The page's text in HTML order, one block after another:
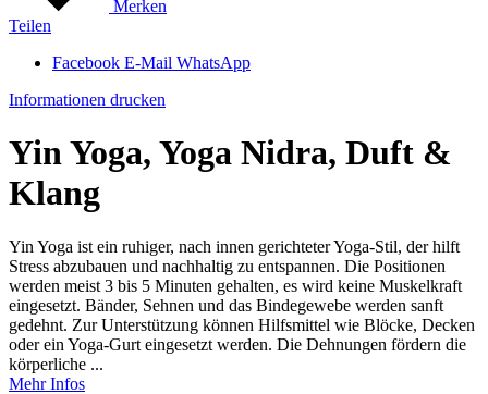
Merken
Teilen
Facebook E-Mail WhatsApp
Informationen drucken
Yin Yoga, Yoga Nidra, Duft &
Klang
Yin Yoga ist ein ruhiger, nach innen gerichteter Yoga-Stil, der hilft
Stress abzubauen und nachhaltig zu entspannen. Die Positionen
werden meist 3 bis 5 Minuten gehalten, es wird keine Muskelkraft
eingesetzt. Bänder, Sehnen und das Bindegewebe werden sanft
gedehnt. Zur Unterstützung können Hilfsmittel wie Blöcke, Decken
oder ein Yoga-Gurt eingesetzt werden. Die Dehnungen fördern die
körperliche ...
Mehr Infos